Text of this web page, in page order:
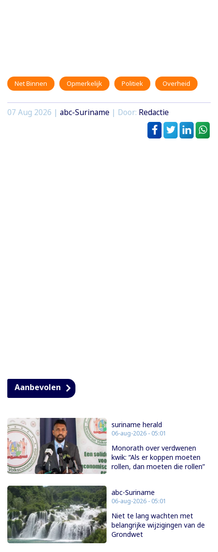
Net Binnen Opmerkelijk Politiek Overheid
07 Aug 2026 | abc-Suriname | Door: Redactie
Aanbevolen
suriname herald
06-aug-2026 - 05:01
Monorath over verdwenen
kwik: “Als er koppen moeten
rollen, dan moeten die rollen”
abc-Suriname
06-aug-2026 - 05:01
Niet te lang wachten met
belangrijke wijzigingen van de
Grondwet